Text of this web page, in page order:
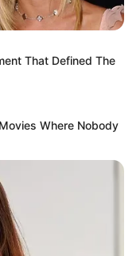
That Defined The
Where Nobody